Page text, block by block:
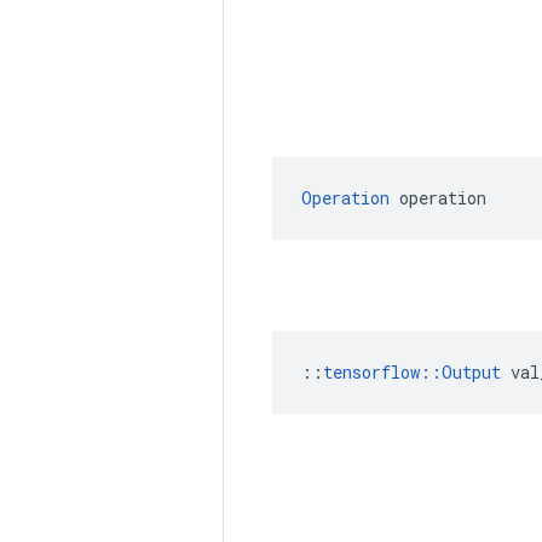
Operation operation
:: tensorflow::Output